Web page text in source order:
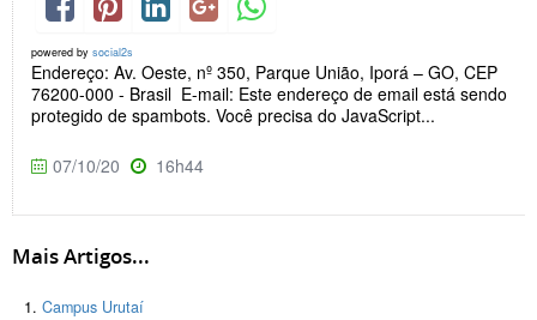
powered by social2s
Endereço: Av. Oeste, nº 350, Parque União, Iporá – GO, CEP
76200-000 - Brasil E-mail: Este endereço de email está sendo
protegido de spambots. Você precisa do JavaScript...
07/10/20 16h44
Mais Artigos...
Campus Urutaí